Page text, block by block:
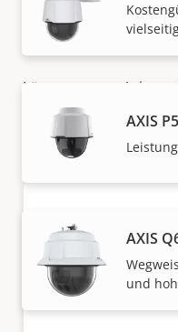
AXIS
AXIS
und
Lösungen von Axis
von unseren